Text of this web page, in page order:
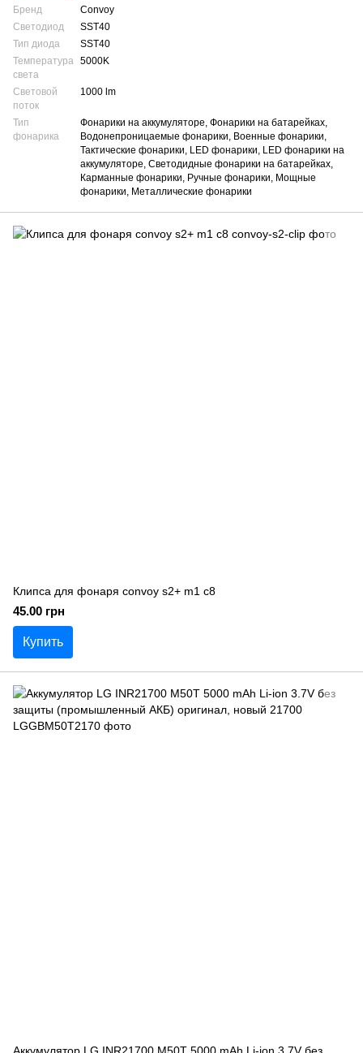
Бренд
Convoy
Светодиод
SST40
Тип диода
SST40
Температура
света
5000K
Световой
поток
1000 lm
Тип
фонарика
Фонарики на аккумуляторе, Фонарики на батарейках,
Водонепроницаемые фонарики, Военные фонарики,
Тактические фонарики, LED фонарики, LED фонарики на
аккумуляторе, Светодидные фонарики на батарейках,
Карманные фонарики, Ручные фонарики, Мощные
фонарики, Металлические фонарики
Клипса для фонаря convoy s2+ m1 c8
45.00 грн
Купить